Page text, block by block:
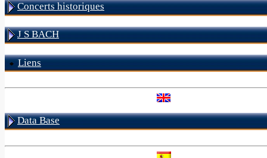
Concerts historiques
J S BACH
Liens
Data Base